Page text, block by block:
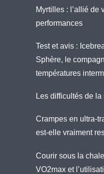
Myrtilles : l’allié de
performances
Test et avis :
Sphère, le
températures
Les difficultés de
Crampes en ultra-
est-elle vraiment
Courir sous la
VO2max et